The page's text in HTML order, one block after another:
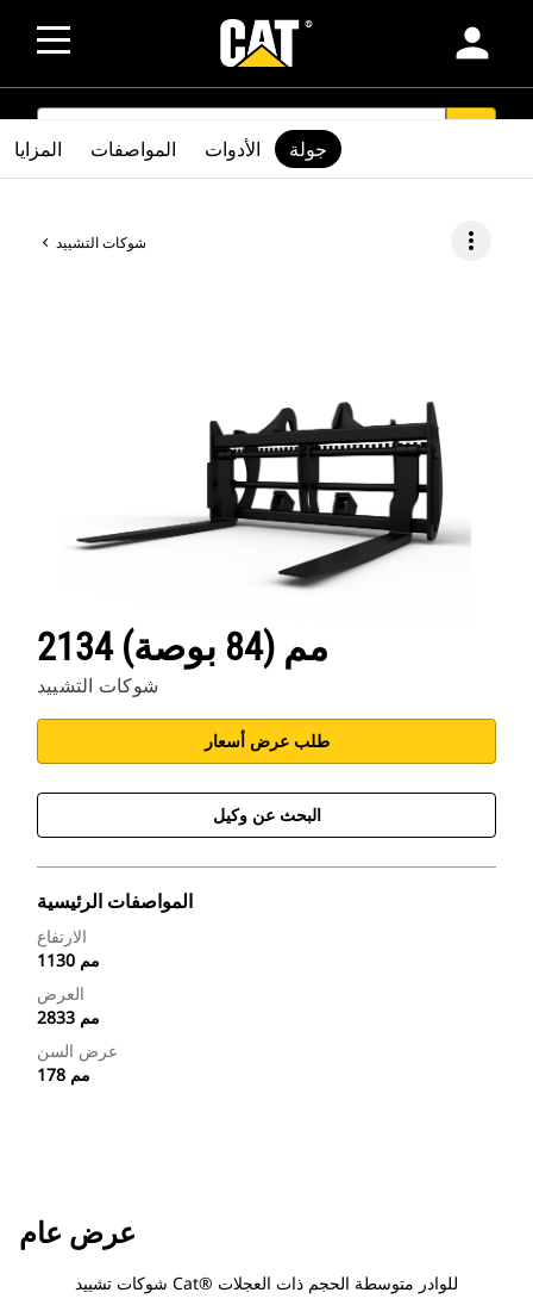
person
SEARCH
شوكات التشييد more_vert
2134 مم (84 بوصة)
شوكات التشييد
طلب عرض أسعار
البحث عن وكيل
المواصفات الرئيسية
الارتفاع
1130 مم
العرض
2833 مم
عرض السن
178 مم
المزايا المواصفات الأدوات جولة
عرض عام
شوكات تشييد Cat®‎ للوادر متوسطة الحجم ذات العجلات